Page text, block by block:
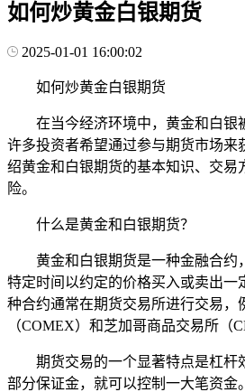
如何炒黄金白银期货
2025-01-01 16:00:02
如何炒黄金白银期货
在当今经济环境中，黄金和白银
许多投资者希望通过参与期货市场来
绍黄金和白银期货的基本知识、交易
险。
什么是黄金和白银期货？
黄金和白银期货是一种金融合约
特定时间以约定的价格买入或卖出一
种合约通常在期货交易所进行交易，
（COMEX）和芝加哥商品交易所（
期货交易的一个显著特点是杠杆
部分保证金，就可以控制一大笔资金